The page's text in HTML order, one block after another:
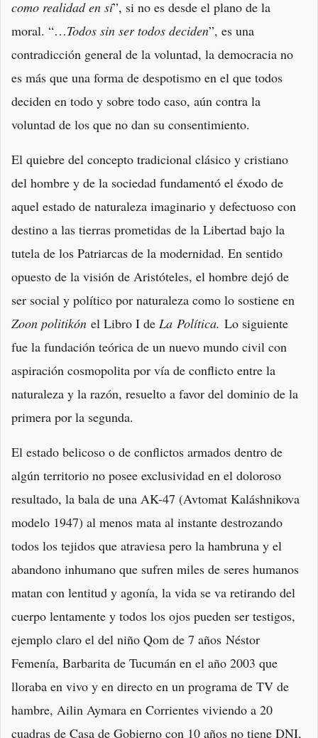
como realidad en sí”, si no es desde el plano de la
moral. “…Todos sin ser todos deciden”, es una
contradicción general de la voluntad, la democracia no
es más que una forma de despotismo en el que todos
deciden en todo y sobre todo caso, aún contra la
voluntad de los que no dan su consentimiento.
El quiebre del concepto tradicional clásico y cristiano
del hombre y de la sociedad fundamentó el éxodo de
aquel estado de naturaleza imaginario y defectuoso con
destino a las tierras prometidas de la Libertad bajo la
tutela de los Patriarcas de la modernidad. En sentido
opuesto de la visión de Aristóteles, el hombre dejó de
ser social y político por naturaleza como lo sostiene en
Zoon politikón el Libro I de La Política. Lo siguiente
fue la fundación teórica de un nuevo mundo civil con
aspiración cosmopolita por vía de conflicto entre la
naturaleza y la razón, resuelto a favor del dominio de la
primera por la segunda.
El estado belicoso o de conflictos armados dentro de
algún territorio no posee exclusividad en el doloroso
resultado, la bala de una AK-47 (Avtomat Kaláshnikova
modelo 1947) al menos mata al instante destrozando
todos los tejidos que atraviesa pero la hambruna y el
abandono inhumano que sufren miles de seres humanos
matan con lentitud y agonía, la vida se va retirando del
cuerpo lentamente y todos los ojos pueden ser testigos,
ejemplo claro el del niño Qom de 7 años Néstor
Femenía, Barbarita de Tucumán en el año 2003 que
lloraba en vivo y en directo en un programa de TV de
hambre, Ailin Aymara en Corrientes viviendo a 20
cuadras de Casa de Gobierno con 10 años no tiene DNI,